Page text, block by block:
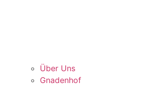
Über Uns
Gnadenhof